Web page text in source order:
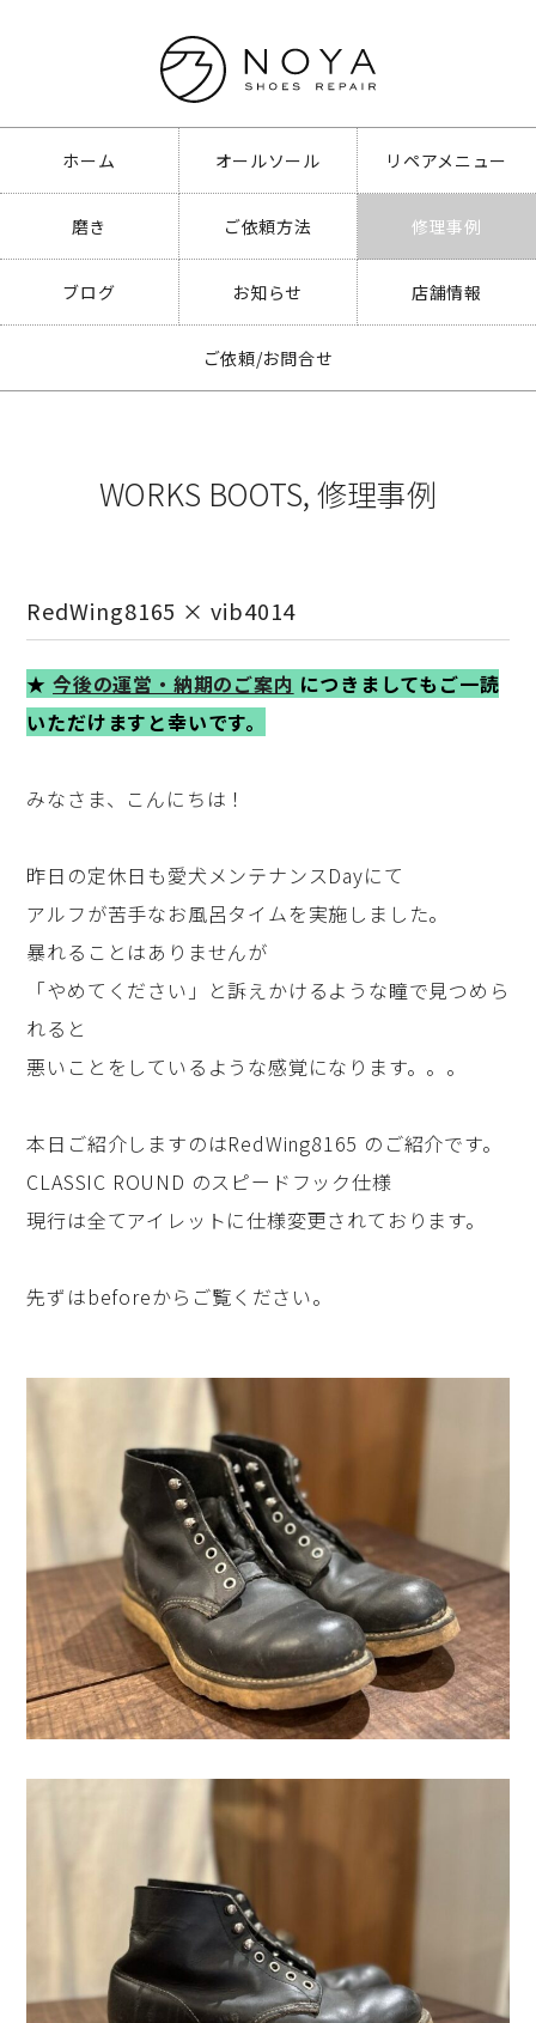
ホーム オールソール リペアメニュー
磨き ご依頼方法 修理事例
ブログ お知らせ 店舗情報
ご依頼/お問合せ
WORKS BOOTS,修理事例
RedWing8165 × vib4014
★今後の運営・納期のご案内 につきましてもご一読
いただけますと幸いです。
みなさま、こんにちは！
昨日の定休日も愛犬メンテナンスDayにて
アルフが苦手なお風呂タイムを実施しました。
暴れることはありませんが
「やめてください」と訴えかけるような瞳で見つめら
れると
悪いことをしているような感覚になります。。。
本日ご紹介しますのはRedWing8165 のご紹介です。
CLASSIC ROUND のスピードフック仕様
現行は全てアイレットに仕様変更されております。
先ずはbeforeからご覧ください。